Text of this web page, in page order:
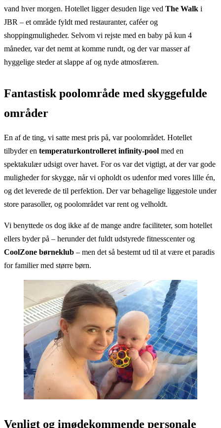
vand hver morgen. Hotellet ligger desuden lige ved The Walk i
JBR – et område fyldt med restauranter, caféer og
shoppingmuligheder. Selvom vi rejste med en baby på kun 4
måneder, var det nemt at komme rundt, og der var masser af
hyggelige steder at slappe af og nyde atmosfæren.
Fantastisk poolområde med skyggefulde
områder
En af de ting, vi satte mest pris på, var poolområdet. Hotellet
tilbyder en temperaturkontrolleret infinity-pool med en
spektakulær udsigt over havet. For os var det vigtigt, at der var gode
muligheder for skygge, når vi opholdt os udenfor med vores lille én,
og det leverede de til perfektion. Der var behagelige liggestole under
store parasoller, og poolområdet var rent og velholdt.
Vi benyttede os dog ikke af de mange andre faciliteter, som hotellet
ellers byder på – herunder det fuldt udstyrede fitnesscenter og
CoolZone børneklub – men det så bestemt ud til at være et paradis
for familier med større børn.
Venligt og imødekommende personale